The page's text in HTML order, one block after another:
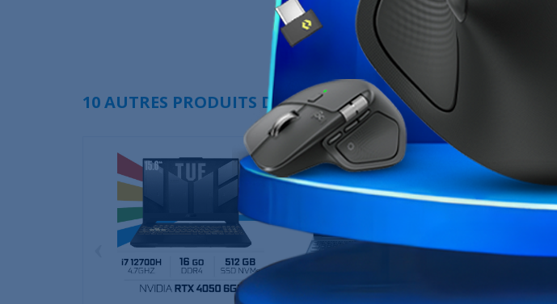
10 AUTRES PRODUITS DANS LA MÊME CATÉGORIE :